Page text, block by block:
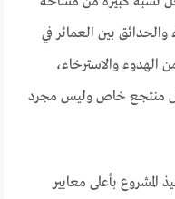
بين العمائر في
الهدوء والاسترخاء،
منتجع خاص وليس مجرد
المشروع بأعلى معايير